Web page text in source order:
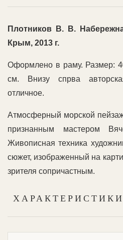
Плотников В. В.
Крым, 2013 г.
Оформлено в раму. Размер:
см. Внизу спрва
отличное.
Атмосферный морской
признанным мастером
Живописная техника
сюжет, изображенный на
зрителя сопричастным.